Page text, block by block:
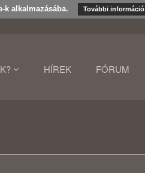
k alkalmazásába. További információ
HÍREK FÓRUM